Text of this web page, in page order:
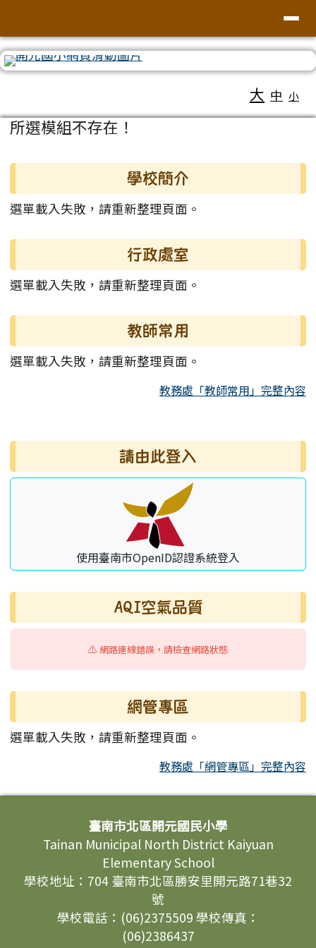
臺南市北區開元國民小學全球資訊
大 中 小
主內容區域
所選模組不存在！
左邊區域內容 學校簡介
選單載入失敗，請重新整理頁面。
行政處室
選單載入失敗，請重新整理頁面。
教師常用
選單載入失敗，請重新整理頁面。
教務處「教師常用」完整內容
右邊區域內容 請由此登入
使用臺南市OpenID認證系統登入
AQI空氣品質
⚠️ 網路連線錯誤，請檢查網路狀態
網管專區
選單載入失敗，請重新整理頁面。
教務處「網管專區」完整內容
頁尾區域
頁尾區域內容臺南市北區開元國民小學
Tainan Municipal North District Kaiyuan
Elementary School
學校地址：704 臺南市北區勝安里開元路71巷32
號
學校電話：(06)2375509 學校傳真：
(06)2386437